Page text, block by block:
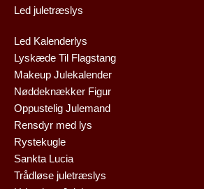
Led juletræslys
Led Kalenderlys
Lyskæde Til Flagstang
Makeup Julekalender
Nøddeknækker Figur
Oppustelig Julemand
Rensdyr med lys
Rystekugle
Sankta Lucia
Trådløse juletræslys